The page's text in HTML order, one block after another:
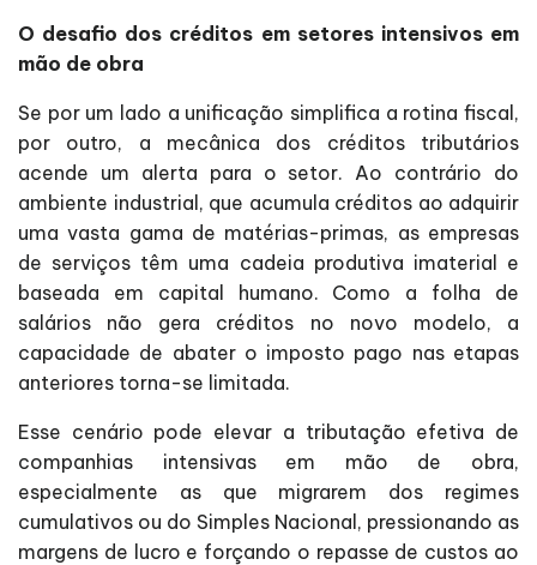
O desafio dos créditos em setores intensivos em
mão de obra
Se por um lado a unificação simplifica a rotina fiscal,
por outro, a mecânica dos créditos tributários
acende um alerta para o setor. Ao contrário do
ambiente industrial, que acumula créditos ao adquirir
uma vasta gama de matérias-primas, as empresas
de serviços têm uma cadeia produtiva imaterial e
baseada em capital humano. Como a folha de
salários não gera créditos no novo modelo, a
capacidade de abater o imposto pago nas etapas
anteriores torna-se limitada.
Esse cenário pode elevar a tributação efetiva de
companhias intensivas em mão de obra,
especialmente as que migrarem dos regimes
cumulativos ou do Simples Nacional, pressionando as
margens de lucro e forçando o repasse de custos ao